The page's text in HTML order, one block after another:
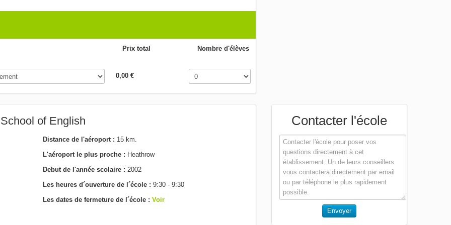
Prix total Nombre d'élèves
0,00 €
of English
Distance de l'aéroport : 15 km.
L'aéroport le plus proche : Heathrow
Debut de l'année scolaire : 2002
Les heures d´ouverture de l´école : 9:30 - 9:30
Les dates de fermeture de l´école : Voir
Contacter l'école
Envoyer